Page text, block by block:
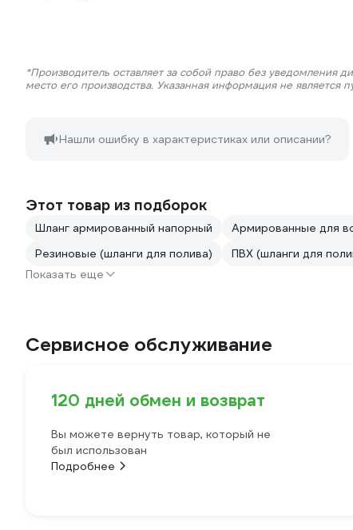
*Производитель оставляет за собой право без уведомления
место его производства. Указанная информация не является
Нашли ошибку в характеристиках или описании?
Этот товар из подборок
Шланг армированный напорный Армированные для
Резиновые (шланги для полива)
ПВХ (шланги для
Показать еще
Сервисное обслуживание
120 дней обмен и возврат
Вы можете вернуть товар, который не
был использован
Подробнее